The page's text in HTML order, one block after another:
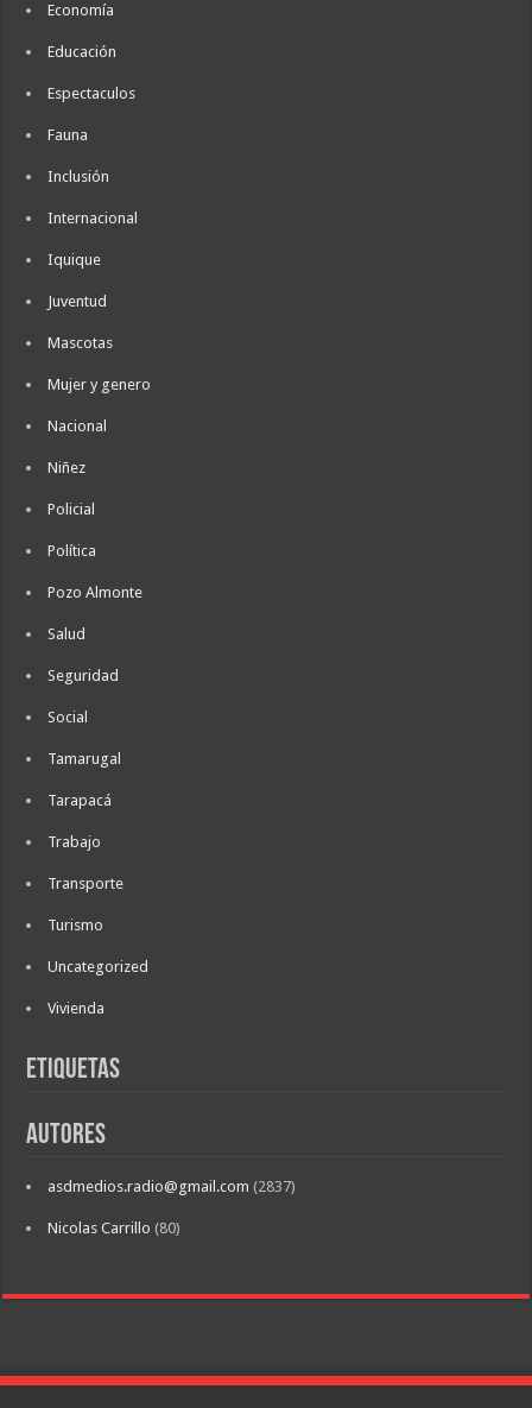
Economía
Educación
Espectaculos
Fauna
Inclusión
Internacional
Iquique
Juventud
Mascotas
Mujer y genero
Nacional
Niñez
Policial
Política
Pozo Almonte
Salud
Seguridad
Social
Tamarugal
Tarapacá
Trabajo
Transporte
Turismo
Uncategorized
Vivienda
Etiquetas
Autores
asdmedios.radio@gmail.com (2837)
Nicolas Carrillo (80)